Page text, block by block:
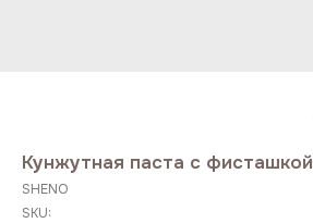
Кунжутная паста с фисташкой
SHENO
SKU: